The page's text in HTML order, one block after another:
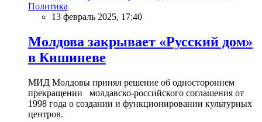
Политика
13 февраль 2025, 17:40
Молдова закрывает «Русский дом»
в Кишиневе
МИД Молдовы принял решение об одностороннем
прекращении молдавско-российского соглашения от
1998 года о создании и функционировании культурных
центров.